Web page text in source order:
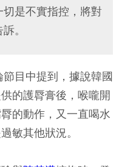
是不實指控，將對
。
目中提到，據說韓國
的護脣膏後，喉嚨開
的動作，又一直喝水
敏其他狀況。